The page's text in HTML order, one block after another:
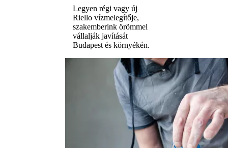
Legyen régi vagy új
Riello vízmelegítője,
szakemberink örömmel
vállalják javítását
Budapest és környékén.